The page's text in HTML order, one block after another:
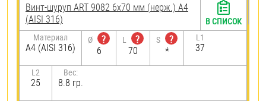
Винт-шуруп ART 9082 6х70 мм (нерж.) A4
(AISI 316)
Материал
A4 (AISI 316)
Ø
?
6
L
?
70
S
?
*
L1
37
L2
25
Вес:
8.8 гр.
В СПИСОК